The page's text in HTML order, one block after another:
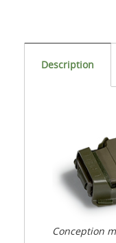
Description
Conception